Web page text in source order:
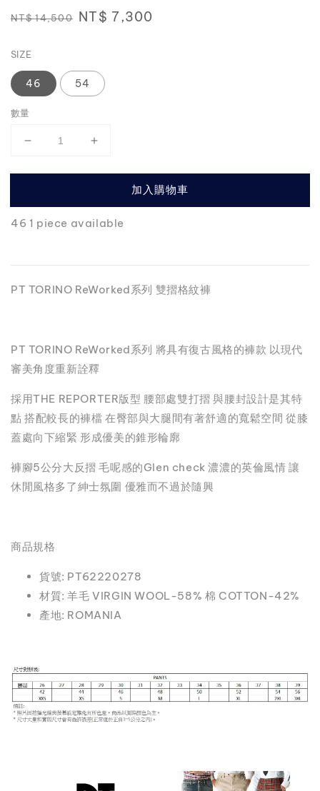
Regular
NT$ 14,500 Sale
NT$ 7,300
SIZE
46 54
數量
加入購物車
46 1 piece available
PT TORINO ReWorked系列 雙摺格紋褲
PT TORINO ReWorked系列 將具有復古風格的褲款 以現代
審美角度重新詮釋
採用THE REPORTER版型 腰部處雙打摺 與腰封設計是其特
點 搭配較長的褲檔 在臀部與大腿間有著舒適的寬鬆空間 從膝
蓋處向下縮緊 形成優美的錐形輪廓
褲腳5公分大反摺 毛呢感的Glen check 濃濃的英倫風情 讓
休閒風格多了紳士氛圍 優雅而不過於隨興
商品規格
貨號: PT62220278
材質: 羊毛 VIRGIN WOOL-58% 棉 COTTON-42%
產地: ROMANIA